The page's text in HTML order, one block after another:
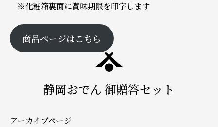
※化粧箱裏面に賞味期限を印字します
商品ページはこちら
静岡おでん 御贈答セット
アーカイブページ